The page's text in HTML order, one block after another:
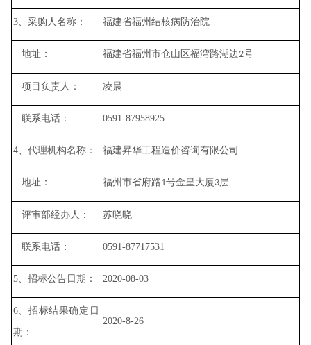
3、采购人名称： 福建省福州结核病防治院
地址： 福建省福州市仓山区福湾路湖边2号
项目负责人： 凌晨
联系电话： 0591-87958925
4、代理机构名称： 福建昇华工程造价咨询有限公司
地址： 福州市省府路1号金皇大厦3层
评审部经办人： 苏晓晓
联系电话： 0591-87717531
5、招标公告日期： 2020-08-03
6、招标结果确定日
期：
2020-8-26